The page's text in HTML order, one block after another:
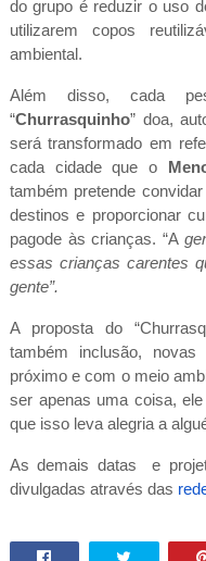
do grupo é reduzir o uso
utilizarem copos
ambiental.
Além disso, cada
“Churrasquinho” doa,
será transformado em
cada cidade que o
também pretende
destinos e proporcionar
pagode às crianças. “A
essas crianças carentes
gente”.
A proposta do
também inclusão, novas
próximo e com o meio
ser apenas uma coisa,
que isso leva alegria a
As demais datas e
divulgadas através das